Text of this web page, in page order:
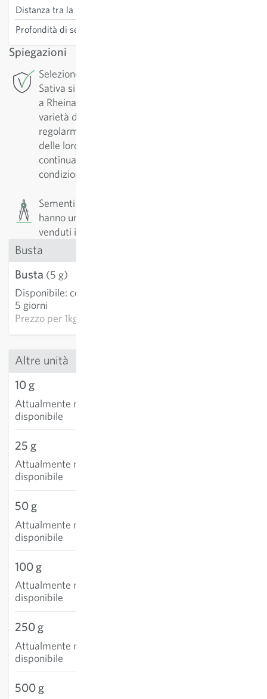
Distanza tra la fila
Profondità di semina
Spiegazioni
Selezione di conservazione: Per questa varietà
Sativa si occupa della selezione di conservazione
a Rheinau. Al fine di garantirne una alta qualità, la
varietà deve essere conservata. Esse vengono
regolarmente riprodotte e selezionate in funzione
delle loro qualità. Così facendo le varietà vengono
continuamente adattate e migliorate alle
condizioni di coltivazione.
Sementi di precisione: I semi sono calibrati e
hanno un alto tasso di germinazione. I semi sono
venduti in grani.
Busta
Busta (5 g)
Disponibile: consegna 3-
5 giorni
Prezzo per1kg: 577,80 €
Altre unità
10 g
Attualmente non
disponibile
25 g
Attualmente non
disponibile
50 g
Attualmente non
disponibile
100 g
Attualmente non
disponibile
250 g
Attualmente non
disponibile
500 g